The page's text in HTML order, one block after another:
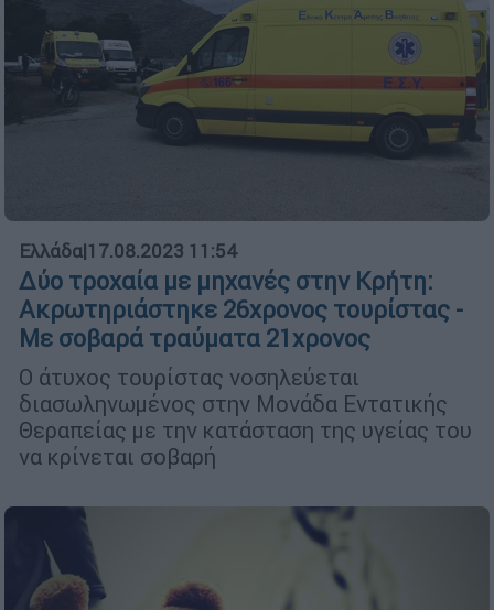
Ελλάδα|17.08.2023 11:54
Δύο τροχαία με μηχανές στην Κρήτη:
Ακρωτηριάστηκε 26χρονος τουρίστας -
Με σοβαρά τραύματα 21χρονος
Ο άτυχος τουρίστας νοσηλεύεται
διασωληνωμένος στην Μονάδα Εντατικής
Θεραπείας με την κατάσταση της υγείας του
να κρίνεται σοβαρή